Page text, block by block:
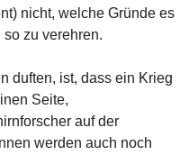
nicht, welche Gründe es
zu verehren.
duften, ist, dass ein Krieg
Seite,
auf der
werden auch noch